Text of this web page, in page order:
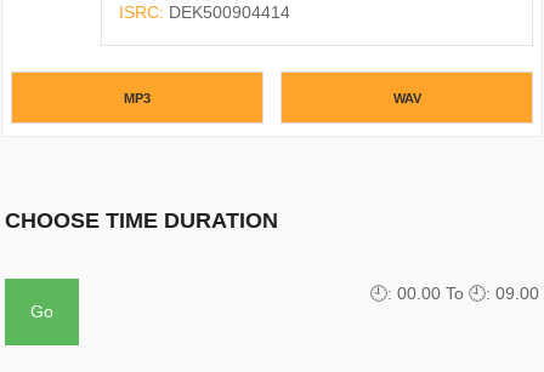
ISRC: DEK500904414
MP3 WAV
CHOOSE TIME DURATION
🕘: 00.00 To 🕘: 09.00